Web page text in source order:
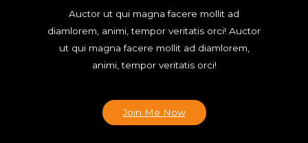
Auctor ut qui magna facere mollit ad
diamlorem, animi, tempor veritatis orci! Auctor
ut qui magna facere mollit ad diamlorem,
animi, tempor veritatis orci!
Join Me Now